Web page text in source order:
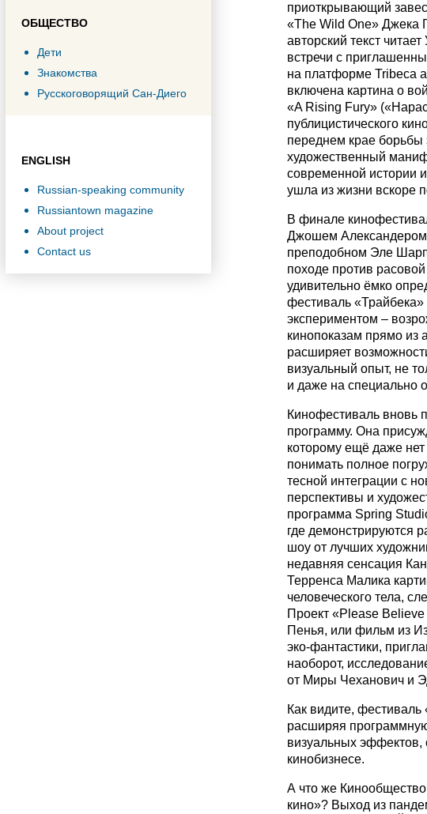
ОБЩЕСТВО
Дети
Знакомства
Русскоговорящий Сан-Диего
ENGLISH
Russian-speaking community
Russiantown magazine
About project
Contact us
приоткрывающий
«The Wild One» Джека
авторский текст
встречи с
на платформе Tribeca
включена картина о
«A Rising Fury»
публицистического
переднем крае борьбы
художественный
современной истории
ушла из жизни вскоре
В финале
Джошем Александером:
преподобном Эле
походе против
удивительно ёмко
фестиваль «Трайбека»
экспериментом –
кинопоказам прямо из
расширяет
визуальный опыт, не
и даже на специально
Кинофестиваль вновь
программу. Она
которому ещё даже
понимать полное
тесной интеграции с
перспективы и
программа Spring
где демонстрируются
шоу от лучших
недавняя сенсация
Терренса Малика
человеческого тела,
Проект «Please
Пенья, или фильм из
эко-фантастики,
наоборот,
от Миры Чеханович и
Как видите,
расширяя
визуальных
кинобизнесе.
А что же Кинообщество
кино»? Выход из